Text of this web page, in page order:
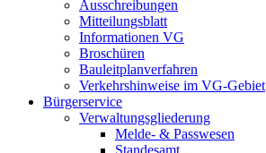
Ausschreibungen
Mitteilungsblatt
Informationen VG
Broschüren
Bauleitplanverfahren
Verkehrshinweise im VG-Gebiet
Bürgerservice
Verwaltungsgliederung
Melde- & Passwesen
Standesamt